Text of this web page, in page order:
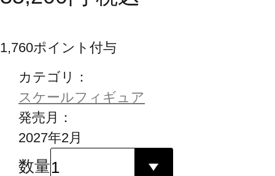
1,760ポイント付与
カテゴリ：
スケールフィギュア
発売月：
2027年2月
数量